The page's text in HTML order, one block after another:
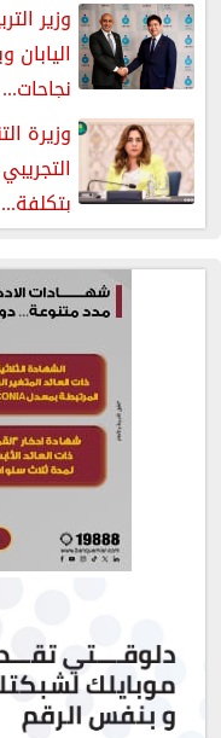
وزير
نجاحات...
وزيرة
بتكلفة...